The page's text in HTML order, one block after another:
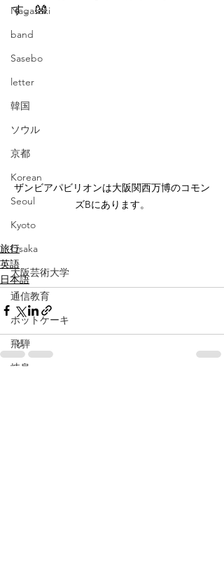
Nagasaki
band
Sasebo
letter
韓国
ソウル
京都
Korean
Seoul
Kyoto
Osaka
大阪芸術大学
通信教育
ホットケーキ
飛騨
岐阜
す。👐
ザンビアパビリオンは大阪関西万博のコモン
ズBにあります。
旅行
英語
日本語